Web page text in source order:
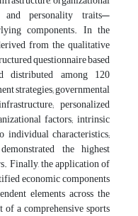
and personality traits—
components. In the
from the qualitative
questionnaire based
among 120
strategies; governmental
personalized
factors; intrinsic
individual characteristics;
the highest
Finally, the application of
economic components
elements across the
a comprehensive sports